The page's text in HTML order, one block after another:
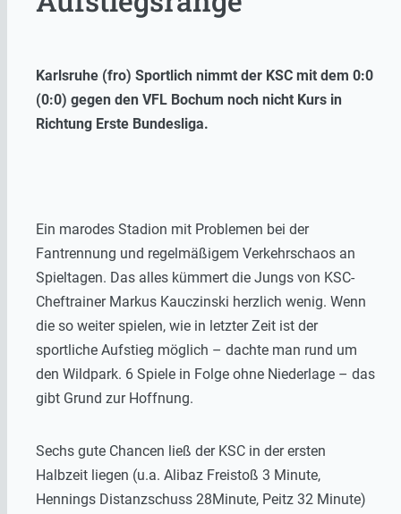
Karlsruhe (fro) Sportlich nimmt der KSC mit dem 0:0
(0:0) gegen den VFL Bochum noch nicht Kurs in
Richtung Erste Bundesliga.
Ein marodes Stadion mit Problemen bei der
Fantrennung und regelmäßigem Verkehrschaos an
Spieltagen. Das alles kümmert die Jungs von KSC-
Cheftrainer Markus Kauczinski herzlich wenig. Wenn
die so weiter spielen, wie in letzter Zeit ist der
sportliche Aufstieg möglich – dachte man rund um
den Wildpark. 6 Spiele in Folge ohne Niederlage – das
gibt Grund zur Hoffnung.
Sechs gute Chancen ließ der KSC in der ersten
Halbzeit liegen (u.a. Alibaz Freistoß 3 Minute,
Hennings Distanzschuss 28Minute, Peitz 32 Minute)